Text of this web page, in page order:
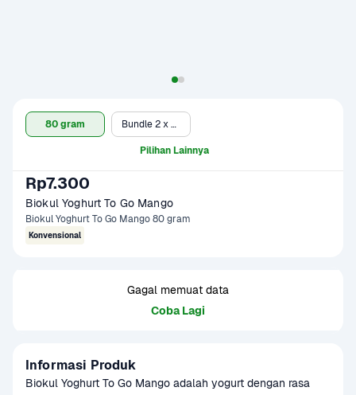
80 gram Bundle 2 x 80 gram
Pilihan Lainnya
Rp7.300
Biokul Yoghurt To Go Mango
Biokul Yoghurt To Go Mango 80 gram
Konvensional
Gagal memuat data
Coba Lagi
Informasi Produk
Biokul Yoghurt To Go Mango adalah yogurt dengan rasa